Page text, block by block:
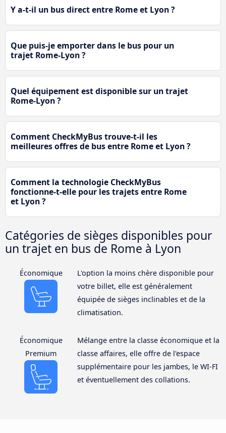
Y a-t-il un bus direct entre Rome et Lyon ?
Que puis-je emporter dans le bus pour un
trajet Rome-Lyon ?
Quel équipement est disponible sur un trajet
Rome-Lyon ?
Comment CheckMyBus trouve-t-il les
meilleures offres de bus entre Rome et Lyon ?
Comment la technologie CheckMyBus
fonctionne-t-elle pour les trajets entre Rome
et Lyon ?
Catégories de sièges disponibles pour
un trajet en bus de Rome à Lyon
Économique
L'option la moins chère disponible pour
votre billet, elle est généralement
équipée de sièges inclinables et de la
climatisation.
Économique
Premium
Mélange entre la classe économique et la
classe affaires, elle offre de l'espace
supplémentaire pour les jambes, le WI-FI
et éventuellement des collations.